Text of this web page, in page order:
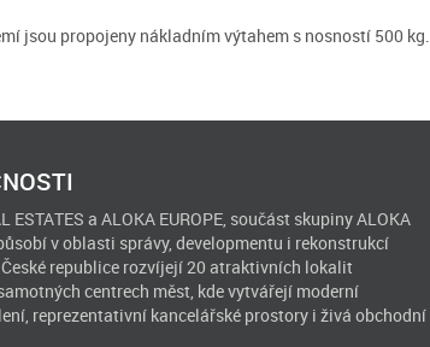
jsou propojeny nákladním výtahem s nosností 500 kg.
ESTATES a ALOKA EUROPE, součást skupiny ALOKA
v oblasti správy, developmentu i rekonstrukcí
republice rozvíjejí 20 atraktivních lokalit
centrech měst, kde vytvářejí moderní
reprezentativní kancelářské prostory i živá obchodní